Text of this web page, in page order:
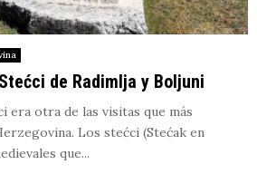
de Radimlja y Boljuni
era otra de las visitas que más
Los stećci (Stećak en
que...